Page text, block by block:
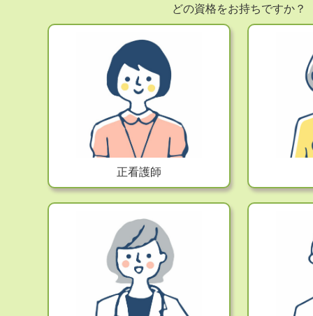
どの資格をお持ちですか？
正看護師